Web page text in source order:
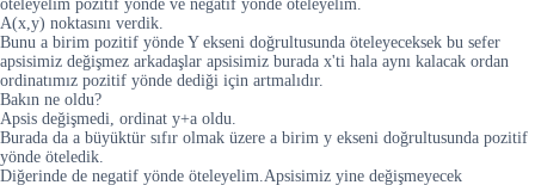
öteleyelim pozitif yönde ve negatif yönde öteleyelim.
A(x,y) noktasını verdik.
Bunu a birim pozitif yönde Y ekseni doğrultusunda öteleyeceksek bu sefer
apsisimiz değişmez arkadaşlar apsisimiz burada x'ti hala aynı kalacak ordan
ordinatımız pozitif yönde dediği için artmalıdır.
Bakın ne oldu?
Apsis değişmedi, ordinat y+a oldu.
Burada da a büyüktür sıfır olmak üzere a birim y ekseni doğrultusunda pozitif
yönde öteledik.
Diğerinde de negatif yönde öteleyelim.Apsisimiz yine değişmeyecek